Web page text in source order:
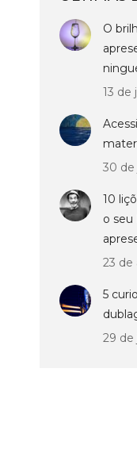
O
13 de
30 de
10
o seu
23 de
5
29 de